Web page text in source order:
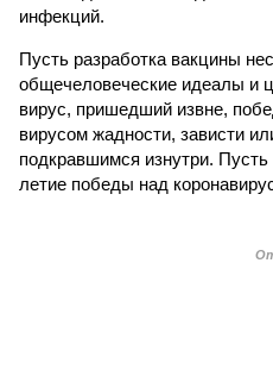
инфекций.
Пусть разработка вакцины
общечеловеческие идеалы и
вирус, пришедший извне,
вирусом жадности, зависти
подкравшимся изнутри.
летие победы над